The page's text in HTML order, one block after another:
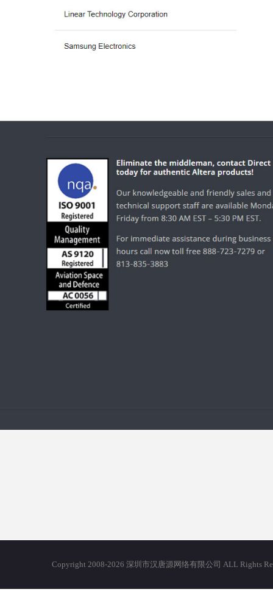
Copyright 2008-2026 深圳市汉唐源网络有限公司 ALL Rights